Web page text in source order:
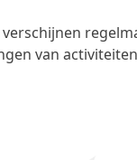
van